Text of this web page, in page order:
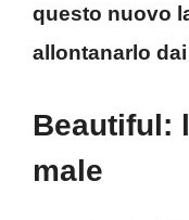
questo nuovo
allontanarlo
Beautiful:
male